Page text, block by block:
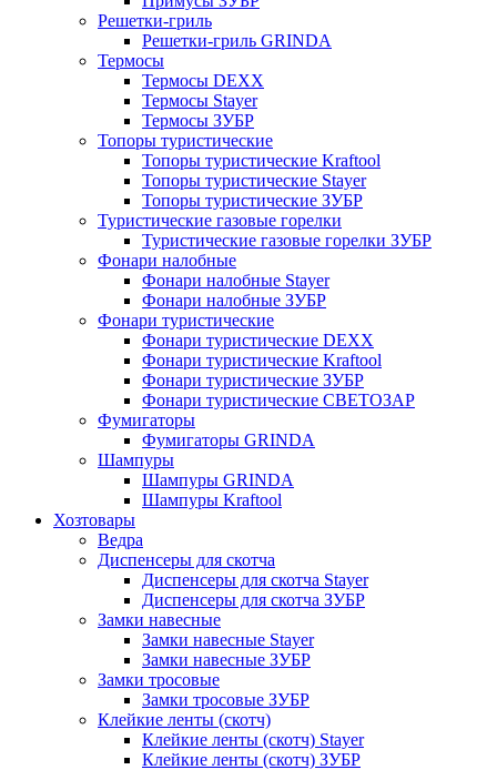
Решетки-гриль
Решетки-гриль GRINDA
Термосы
Термосы DEXX
Термосы Stayer
Термосы ЗУБР
Топоры туристические
Топоры туристические Kraftool
Топоры туристические Stayer
Топоры туристические ЗУБР
Туристические газовые горелки
Туристические газовые горелки ЗУБР
Фонари налобные
Фонари налобные Stayer
Фонари налобные ЗУБР
Фонари туристические
Фонари туристические DEXX
Фонари туристические Kraftool
Фонари туристические ЗУБР
Фонари туристические СВЕТОЗАР
Фумигаторы
Фумигаторы GRINDA
Шампуры
Шампуры GRINDA
Шампуры Kraftool
Хозтовары
Ведра
Диспенсеры для скотча
Диспенсеры для скотча Stayer
Диспенсеры для скотча ЗУБР
Замки навесные
Замки навесные Stayer
Замки навесные ЗУБР
Замки тросовые
Замки тросовые ЗУБР
Клейкие ленты (скотч)
Клейкие ленты (скотч) Stayer
Клейкие ленты (скотч) ЗУБР